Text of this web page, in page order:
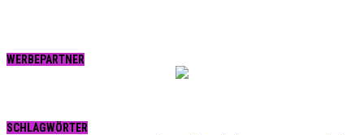
WERBEPARTNER
SCHLAGWÖRTER